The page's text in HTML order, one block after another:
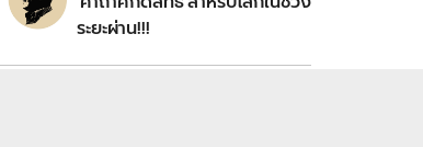
ระยะผ่าน!!!